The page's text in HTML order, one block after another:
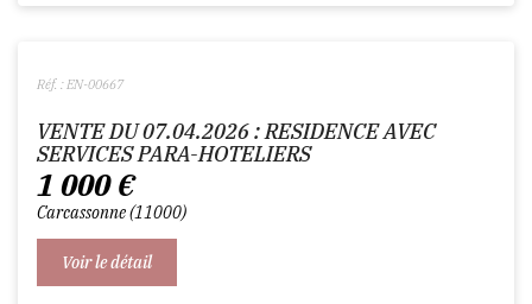
VENTE DU 07.04.2026 : RESIDENCE AVEC
SERVICES PARA-HOTELIERS
1 000 €
Carcassonne 11000
Réf. : EN-00667
Voir le détail